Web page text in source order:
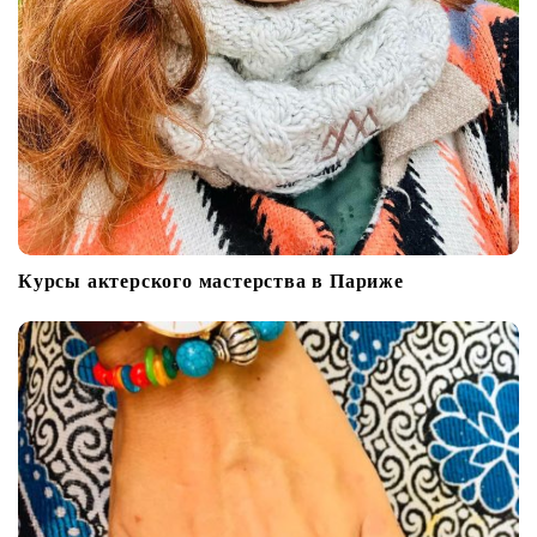
Курсы актерского мастерства в Париже